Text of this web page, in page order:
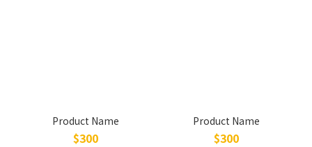
Product Name
$300
Product Name
$300